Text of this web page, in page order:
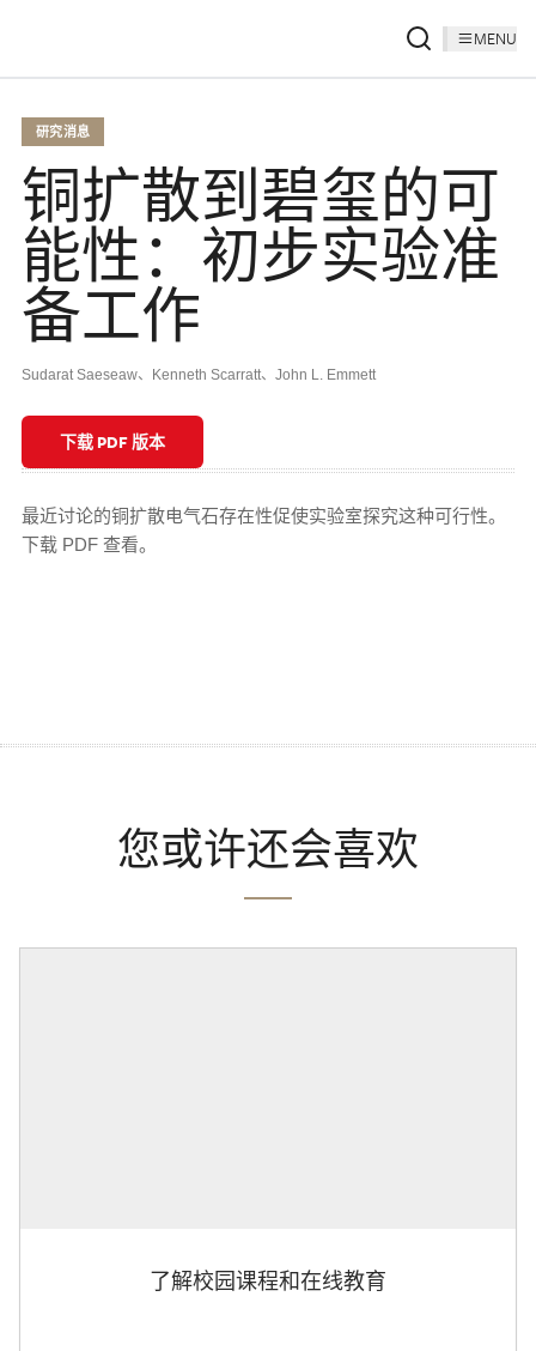
MENU
研究消息
铜扩散到碧玺的可
能性：初步实验准
备工作
Sudarat Saeseaw、Kenneth Scarratt、John L. Emmett
下载 PDF 版本
最近讨论的铜扩散电气石存在性促使实验室探究这种可行性。
下载 PDF 查看。
您或许还会喜欢
了解校园课程和在线教育